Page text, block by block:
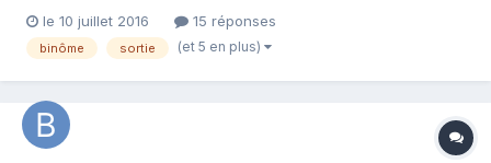
de tout regrouper sous ce dossier. Pour ma part, j'habite
Rennes, je suis de niveau débutant, et...
le 10 juillet 2016 15 réponses
binôme sortie (et 5 en plus)